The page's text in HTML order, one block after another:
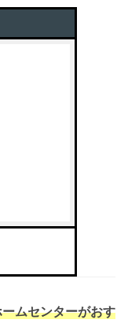
ムセンターがおす